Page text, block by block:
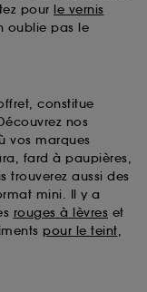
pour le vernis
oublie pas le
constitue
nos
vos marques
fard à paupières,
trouverez aussi des
mini. Il y a
rouges à lèvres et
pour le teint,